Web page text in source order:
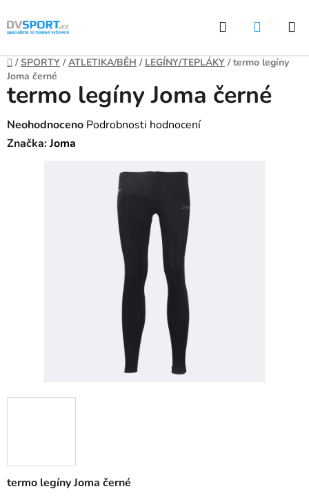
Přejít
na
Hledat
Domů
/ SPORTY / ATLETIKA/BĚH / LEGÍNY/TEPLÁKY / termo legíny
Joma černé
termo legíny Joma černé
termo legíny Joma černé
Průměrné
hodnocení
Neohodnoceno Podrobnosti hodnocení
Značka:Joma